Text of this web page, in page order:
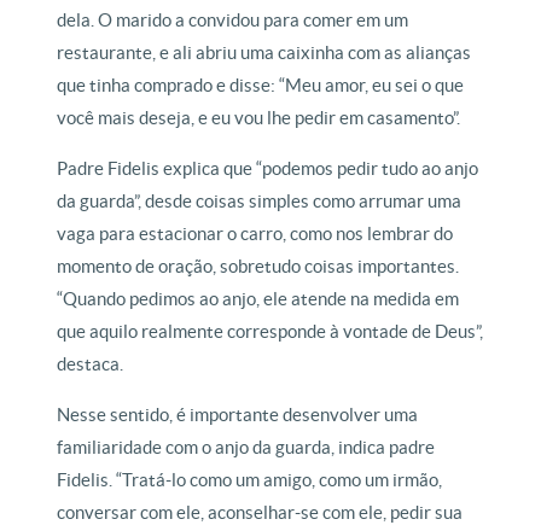
dela. O marido a convidou para comer em um
restaurante, e ali abriu uma caixinha com as alianças
que tinha comprado e disse: “Meu amor, eu sei o que
você mais deseja, e eu vou lhe pedir em casamento”.
Padre Fidelis explica que “podemos pedir tudo ao anjo
da guarda”, desde coisas simples como arrumar uma
vaga para estacionar o carro, como nos lembrar do
momento de oração, sobretudo coisas importantes.
“Quando pedimos ao anjo, ele atende na medida em
que aquilo realmente corresponde à vontade de Deus”,
destaca.
Nesse sentido, é importante desenvolver uma
familiaridade com o anjo da guarda, indica padre
Fidelis. “Tratá-lo como um amigo, como um irmão,
conversar com ele, aconselhar-se com ele, pedir sua